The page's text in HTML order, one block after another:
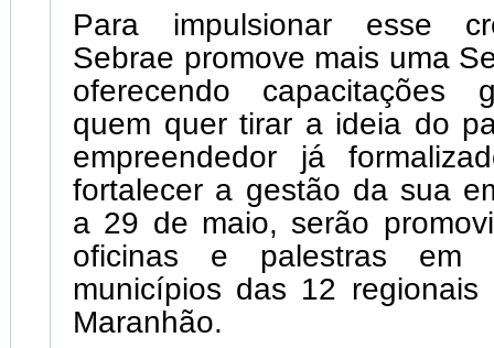
Para impulsionar esse
Sebrae promove mais uma
oferecendo capacitações
quem quer tirar a ideia do
empreendedor já
fortalecer a gestão da sua
a 29 de maio, serão
oficinas e palestras
municípios das 12
Maranhão.